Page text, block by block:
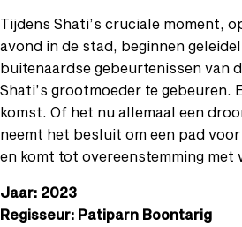
Tijdens Shati’s cruciale moment,
avond in de stad, beginnen
buitenaardse gebeurtenissen van
Shati’s grootmoeder te gebeuren.
komst. Of het nu allemaal een
neemt het besluit om een pad
en komt tot overeenstemming met
Jaar: 2023
Regisseur: Patiparn Boontarig